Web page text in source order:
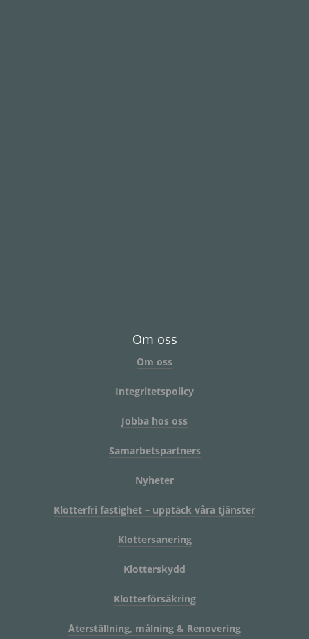
Om oss
Om oss
Integritetspolicy
Jobba hos oss
Samarbetspartners
Nyheter
Klotterfri fastighet – upptäck våra tjänster
Klottersanering
Klotterskydd
Klotterförsäkring
Återställning, målning & Renovering